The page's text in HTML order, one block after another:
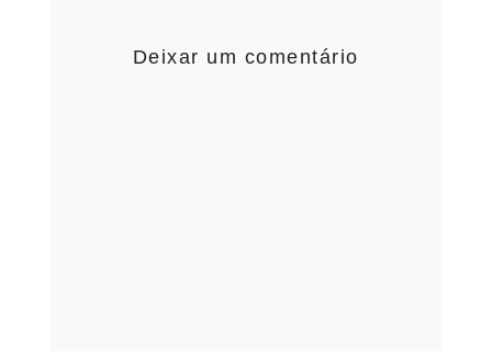
Deixar um comentário